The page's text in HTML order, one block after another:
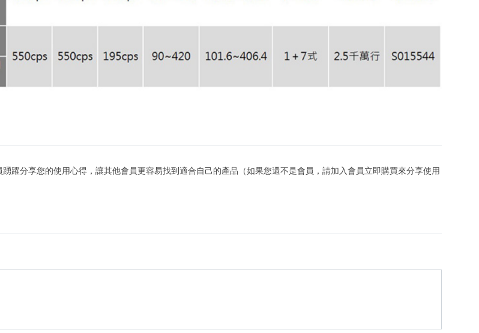
躍分享您的使用心得，讓其他會員更容易找到適合自己的產品（如果您還不是會員，請加入會員立即購買來分享使用